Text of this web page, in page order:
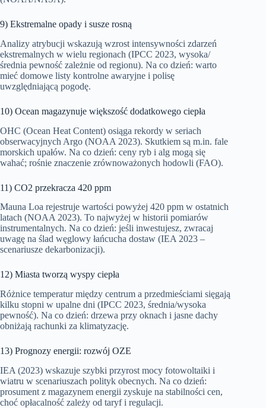
9) Ekstremalne opady i susze rosną
Analizy atrybucji wskazują wzrost intensywności zdarzeń
ekstremalnych w wielu regionach (IPCC 2023, wysoka/
średnia pewność zależnie od regionu). Na co dzień: warto
mieć domowe listy kontrolne awaryjne i polisę
uwzględniającą pogodę.
10) Ocean magazynuje większość dodatkowego ciepła
OHC (Ocean Heat Content) osiąga rekordy w seriach
obserwacyjnych Argo (NOAA 2023). Skutkiem są m.in. fale
morskich upałów. Na co dzień: ceny ryb i alg mogą się
wahać; rośnie znaczenie zrównoważonych hodowli (FAO).
11) CO2 przekracza 420 ppm
Mauna Loa rejestruje wartości powyżej 420 ppm w ostatnich
latach (NOAA 2023). To najwyżej w historii pomiarów
instrumentalnych. Na co dzień: jeśli inwestujesz, zwracaj
uwagę na ślad węglowy łańcucha dostaw (IEA 2023 –
scenariusze dekarbonizacji).
12) Miasta tworzą wyspy ciepła
Różnice temperatur między centrum a przedmieściami sięgają
kilku stopni w upalne dni (IPCC 2023, średnia/wysoka
pewność). Na co dzień: drzewa przy oknach i jasne dachy
obniżają rachunki za klimatyzację.
13) Prognozy energii: rozwój OZE
IEA (2023) wskazuje szybki przyrost mocy fotowoltaiki i
wiatru w scenariuszach polityk obecnych. Na co dzień:
prosument z magazynem energii zyskuje na stabilności cen,
choć opłacalność zależy od taryf i regulacji.